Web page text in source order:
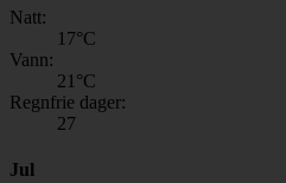
Natt:
17°C
Vann:
21 °C
Regnfrie dager:
27
Jul